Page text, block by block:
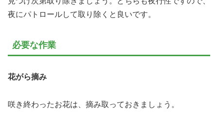
夜にパトロールして取り除くと良いです。
必要な作業
花がら摘み
咲き終わったお花は、摘み取っておきましょう。